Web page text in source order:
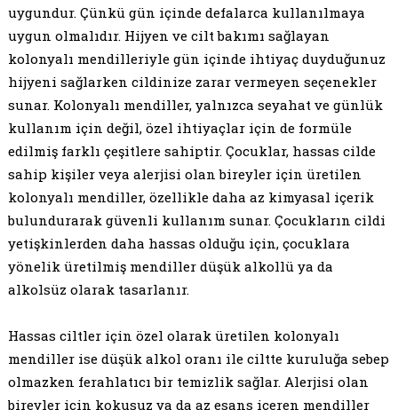
uygundur. Çünkü gün içinde defalarca kullanılmaya
uygun olmalıdır. Hijyen ve cilt bakımı sağlayan
kolonyalı mendilleriyle gün içinde ihtiyaç duyduğunuz
hijyeni sağlarken cildinize zarar vermeyen seçenekler
sunar. Kolonyalı mendiller, yalnızca seyahat ve günlük
kullanım için değil, özel ihtiyaçlar için de formüle
edilmiş farklı çeşitlere sahiptir. Çocuklar, hassas cilde
sahip kişiler veya alerjisi olan bireyler için üretilen
kolonyalı mendiller, özellikle daha az kimyasal içerik
bulundurarak güvenli kullanım sunar. Çocukların cildi
yetişkinlerden daha hassas olduğu için, çocuklara
yönelik üretilmiş mendiller düşük alkollü ya da
alkolsüz olarak tasarlanır.
Hassas ciltler için özel olarak üretilen kolonyalı
mendiller ise düşük alkol oranı ile ciltte kuruluğa sebep
olmazken ferahlatıcı bir temizlik sağlar. Alerjisi olan
bireyler için kokusuz ya da az esans içeren mendiller